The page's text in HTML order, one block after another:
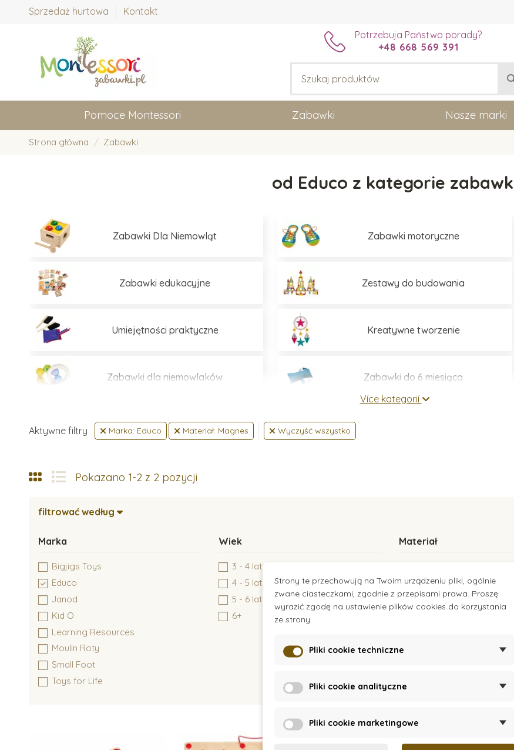
Sprzedaż hurtowa Kontakt
Potrzebuja Państwo porady?
+48 668 569 391
Pomoce Montessori Zabawki Nasze marki
Strona główna Zabawki
od Educo z kategorie
Zabawki Dla Niemowląt Zabawki motoryczne
Zabawki edukacyjne Zestawy do budowania
Umiejętności praktyczne Kreatywne tworzenie
Zabawki dla niemowlaków Zabawki do 6 miesiąca
Více kategorií
Aktywne filtry Marka: Educo Materiał: Magnes Wyczyść wszystko
Pokazano 1-2 z 2 pozycji
filtrować według
Marka
Bigjigs Toys
Educo
Janod
Kid O
Learning Resources
Moulin Roty
Small Foot
Toys for Life
Wiek
3 - 4 lata
4 - 5 lat
5 - 6 lat
6+
Materiał
Ekoplast
Magnes
Strony te przechowują na Twoim urządzeniu pliki, ogólnie
zwane ciasteczkami, zgodnie z przepisami prawa. Proszę
wyrazić zgodę na ustawienie plików cookies do korzystania
ze strony.
Pliki cookie techniczne
Pliki cookie analityczne
Pliki cookie marketingowe